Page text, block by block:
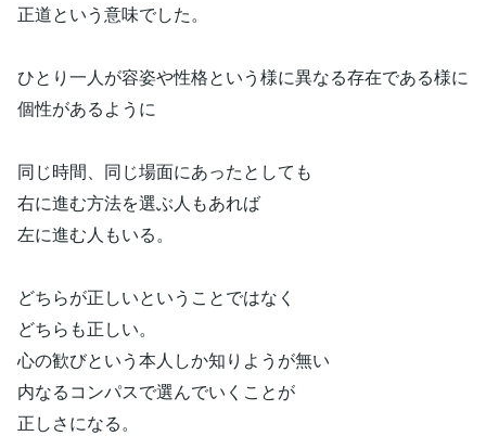
正道という意味でした。
ひとり一人が容姿や性格という様に異なる存在である様に
個性があるように
同じ時間、同じ場面にあったとしても
右に進む方法を選ぶ人もあれば
左に進む人もいる。
どちらが正しいということではなく
どちらも正しい。
心の歓びという本人しか知りようが無い
内なるコンパスで選んでいくことが
正しさになる。